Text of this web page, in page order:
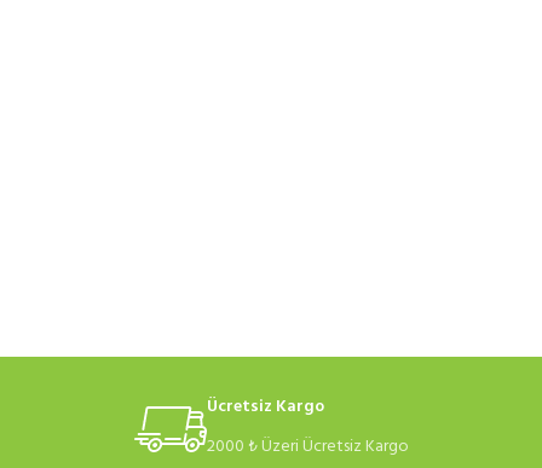
Ücretsiz Kargo
2000 ₺ Üzeri Ücretsiz Kargo